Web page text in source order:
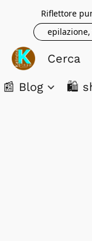
Riflettore
📰 Blog 🛍️